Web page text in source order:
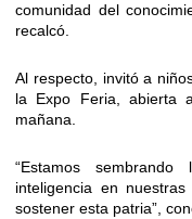
comunidad del
recalcó.
Al respecto, invitó a
la Expo Feria, abierta
mañana.
“Estamos
inteligencia en
sostener esta patria”,